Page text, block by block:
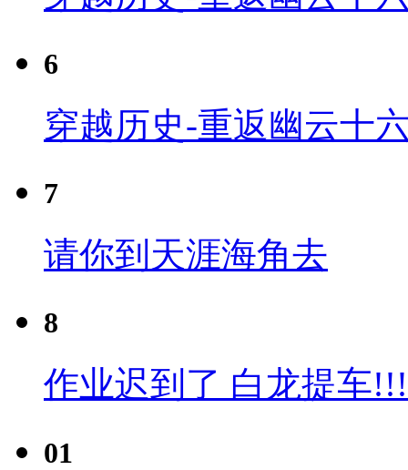
6
穿越历史-重返幽云十
7
请你到天涯海角去
8
作业迟到了 白龙提车
01